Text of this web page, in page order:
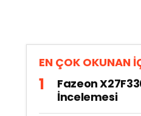
EN ÇOK OKUNAN
Fazeon
İncelemesi